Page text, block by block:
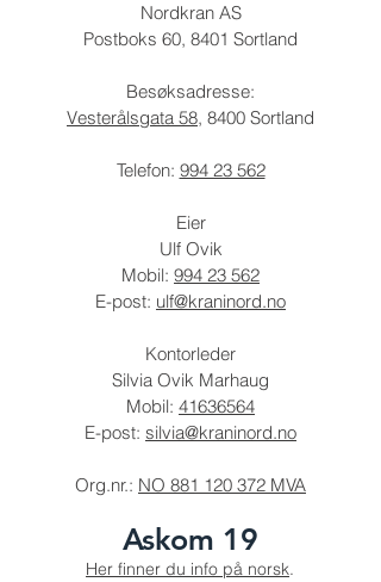
Nordkran AS
Postboks 60, 8401 Sortland
Besøksadresse:
Vesterålsgata 58, 8400 Sortland
Telefon: 994 23 562
Eier
Ulf Ovik
Mobil: 994 23 562
E-post: ulf@kraninord.no
Kontorleder
Silvia Ovik Marhaug
Mobil: 41636564
E-post: silvia@kraninord.no
Org.nr.: NO 881 120 372 MVA
Askom 19
Her finner du info på norsk.